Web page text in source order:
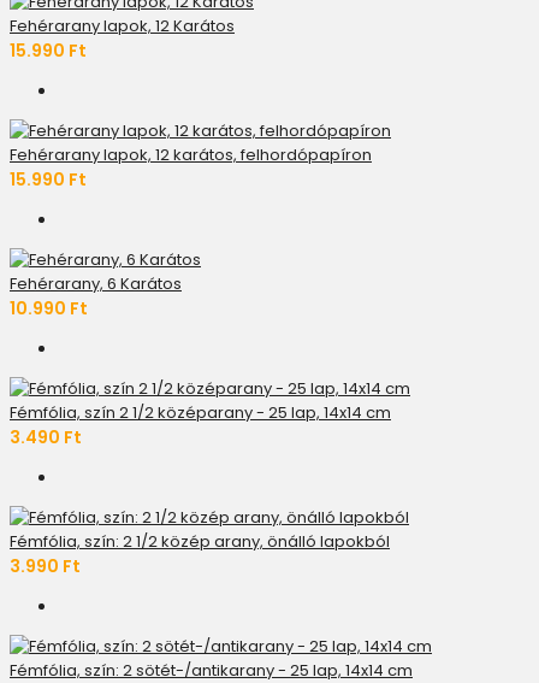
Fehérarany lapok, 12 Karátos
15.990 Ft
Fehérarany lapok, 12 karátos, felhordópapíron
15.990 Ft
Fehérarany, 6 Karátos
10.990 Ft
Fémfólia, szín 2 1/2 középarany - 25 lap, 14x14 cm
3.490 Ft
Fémfólia, szín: 2 1/2 közép arany, önálló lapokból
3.990 Ft
Fémfólia, szín: 2 sötét-/antikarany - 25 lap, 14x14 cm